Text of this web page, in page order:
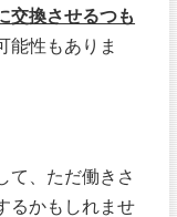
交換させるつも
能性もありま
て、ただ働きさ
るかもしれませ